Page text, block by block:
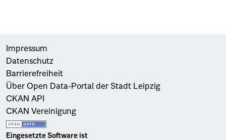
Impressum
Datenschutz
Barrierefreiheit
Über Open Data-Portal der Stadt Leipzig
CKAN API
CKAN Vereinigung
Eingesetzte Software ist